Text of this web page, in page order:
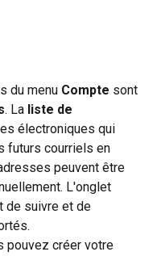
du menu Compte sont
. La liste de
électroniques qui
futurs courriels en
peuvent être
L'onglet
de suivre et de
pouvez créer votre